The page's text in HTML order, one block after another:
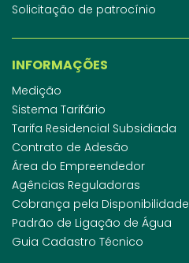
Solicitação de patrocínio
INFORMAÇÕES
Medição
Sistema Tarifário
Tarifa Residencial Subsidiada
Contrato de Adesão
Área do Empreendedor
Agências Reguladoras
Cobrança pela Disponibilidade
Padrão de Ligação de Água
Guia Cadastro Técnico